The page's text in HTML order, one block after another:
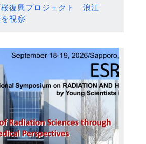
桜復興プロジェクト 浪江
視察